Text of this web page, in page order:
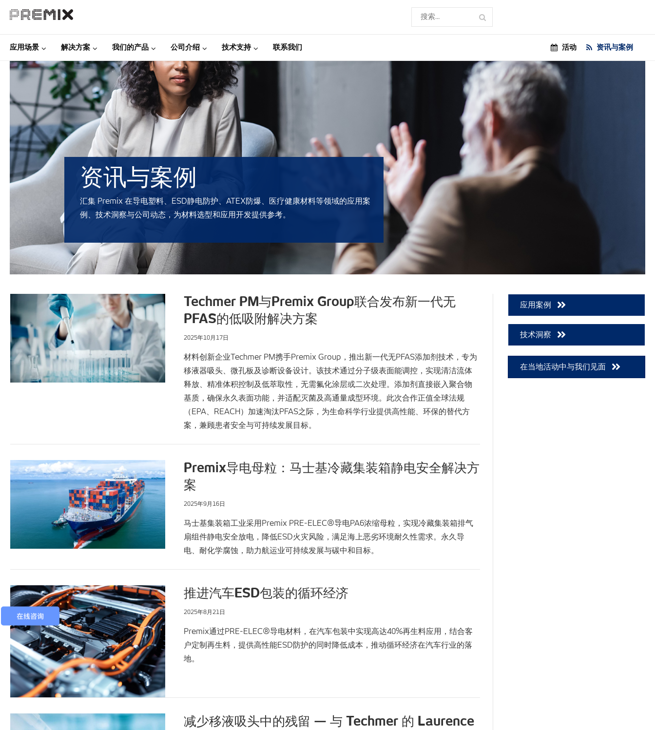
应用场景 解决方案 我们的产品 公司介绍 技术支持 联系我们 资讯与案例
活动
资讯与案例
汇集 Premix 在导电塑料、ESD静电防护、ATEX防爆、医疗健康材料等领域的应用案
例、技术洞察与公司动态，为材料选型和应用开发提供参考。
Techmer PM与Premix Group联合发布新一代无
PFAS的低吸附解决方案
2025年10月17日
材料创新企业Techmer PM携手Premix Group，推出新一代无PFAS添加剂技术，专为
移液器吸头、微孔板及诊断设备设计。该技术通过分子级表面能调控，实现清洁流体
释放、精准体积控制及低萃取性，无需氟化涂层或二次处理。添加剂直接嵌入聚合物
基质，确保永久表面功能，并适配灭菌及高通量成型环境。此次合作正值全球法规
（EPA、REACH）加速淘汰PFAS之际，为生命科学行业提供高性能、环保的替代方
案，兼顾患者安全与可持续发展目标。
Premix导电母粒：马士基冷藏集装箱静电安全解决方
案
2025年9月16日
马士基集装箱工业采用Premix PRE-ELEC®导电PA6浓缩母粒，实现冷藏集装箱排气
扇组件静电安全放电，降低ESD火灾风险，满足海上恶劣环境耐久性需求。永久导
电、耐化学腐蚀，助力航运业可持续发展与碳中和目标。
推进汽车ESD包装的循环经济
2025年8月21日
Premix通过PRE-ELEC®导电材料，在汽车包装中实现高达40%再生料应用，结合客
户定制再生料，提供高性能ESD防护的同时降低成本，推动循环经济在汽车行业的落
地。
减少移液吸头中的残留 — 与 Techmer 的 Laurence
应用案例
技术洞察
在当地活动中与我们见面